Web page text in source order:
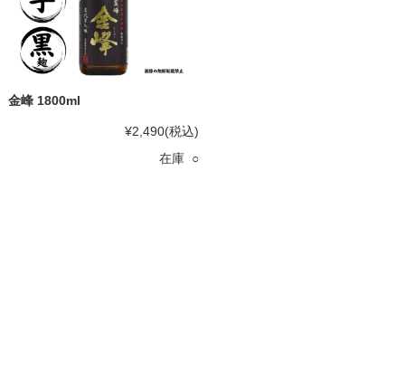
金峰 1800ml
¥2,490(税込)
在庫 ○